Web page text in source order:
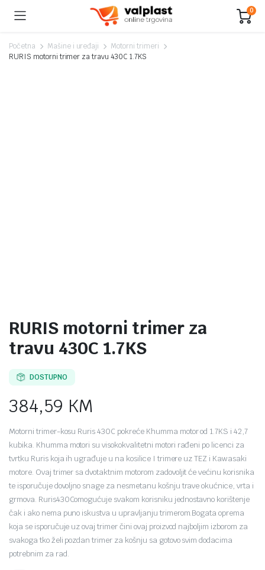
0
Početna Mašine i uređaji
Motorni trimeri
RURIS motorni trimer za travu 430C 1.7KS
RURIS motorni trimer za
travu 430C 1.7KS
DOSTUPNO
384,59 KM
Motorni trimer-kosu Ruris 430C pokreće Khumma motor od 1.7KS i 42,7
kubika. Khumma motori su visokokvalitetni motori rađeni po licenci za
tvrtku Ruris koja ih ugrađuje u na kosilice I trimere uz TEZ i Kawasaki
motore. Ovaj trimer sa dvotaktnim motorom zadovoljit će većinu korisnika
te isporučuje dovoljno snage za nesmetanu košnju trave okućnice, vrta i
grmova. Ruris430Comogućuje svakom korisniku jednostavno korištenje
čak i ako nema puno iskustva u upravljanju trimerom.Bogata oprema
koja se isporučuje uz ovaj trimer čini ovaj proizvod najboljim izborom za
svakoga tko želi pozdan trimer za košnju sa gotovo svim dodacima
potrebnim za rad.